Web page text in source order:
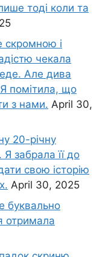
тоді коли та
скромною і
чекала
Але дива
помітила, що
з нами. April 30,
20-річну
забрала її до
свою історію
April 30, 2025
буквально
отримала